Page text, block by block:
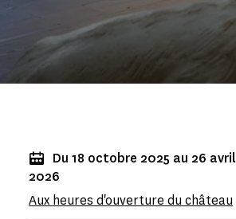
Du 18 octobre 2025 au 26 avril
2026
Aux heures d'ouverture du château